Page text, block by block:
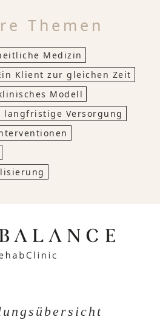
Themen
Medizin
Klient zur gleichen Zeit
Modell
langfristige Versorgung